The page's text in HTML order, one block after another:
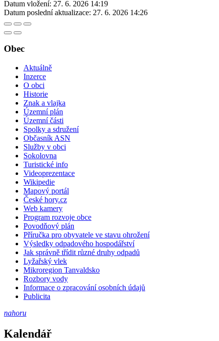
Datum vložení: 27. 6. 2026 14:19
Datum poslední aktualizace: 27. 6. 2026 14:26
Obec
Aktuálně
Inzerce
O obci
Historie
Znak a vlajka
Územní plán
Územní části
Spolky a sdružení
Občasník ASN
Služby v obci
Sokolovna
Turistické info
Videoprezentace
Wikipedie
Mapový portál
České hory.cz
Web kamery
Program rozvoje obce
Povodňový plán
Příručka pro obyvatele ve stavu ohrožení
Výsledky odpadového hospodářství
Jak správně třídit různé druhy odpadů
Lyžařský vlek
Mikroregion Tanvaldsko
Rozbory vody
Informace o zpracování osobních údajů
Publicita
nahoru
Kalendář